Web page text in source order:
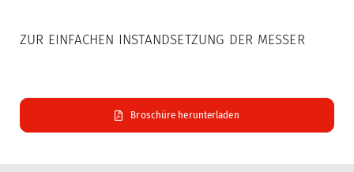
Bodenbearbeitung
ZUR EINFACHEN INSTANDSETZUNG DER MESSER
Broschüre herunterladen